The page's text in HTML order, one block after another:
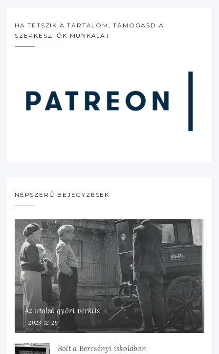
HA TETSZIK A TARTALOM, TÁMOGASD A
SZERKESZTŐK MUNKÁJÁT
NÉPSZERŰ BEJEGYZÉSEK
Az utolsó győri verklis
2023-12-29
Bolt a Bercsényi iskolában